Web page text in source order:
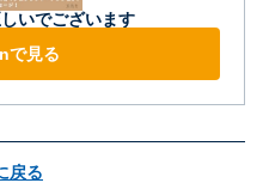
いでございます
で見る
戻る